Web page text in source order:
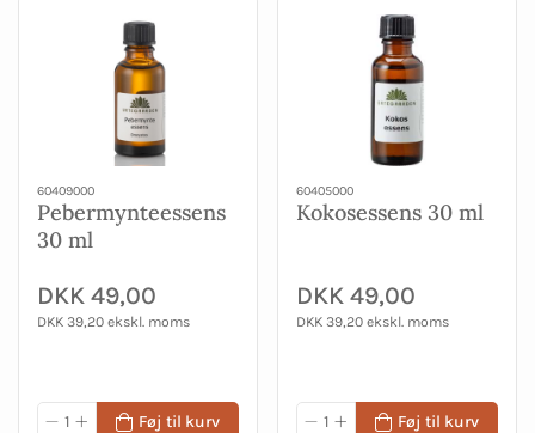
60409000
Pebermynteessens
30 ml
DKK 49,00
DKK 39,20 ekskl. moms
Føj til kurv
60405000
Kokosessens 30 ml
DKK 49,00
DKK 39,20 ekskl. moms
Føj til kurv